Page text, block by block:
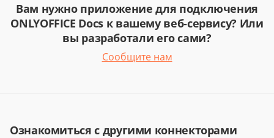
Вам нужно приложение для подключения
ONLYOFFICE Docs к вашему веб-сервису? Или
вы разработали его сами?
Сообщите нам
Ознакомиться с другими коннекторами